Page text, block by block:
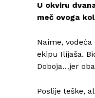
U okviru
meč ovoga
Naime,
ekipu Ilijaša.
Doboja…jer
Poslije teške,